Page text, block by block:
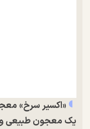
«اکسیر سرخ»
یک معجون طبیعی و